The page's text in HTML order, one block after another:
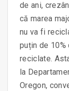
de ani,
că marea
nu va fi
puțin de
reciclate.
la
Oregon,